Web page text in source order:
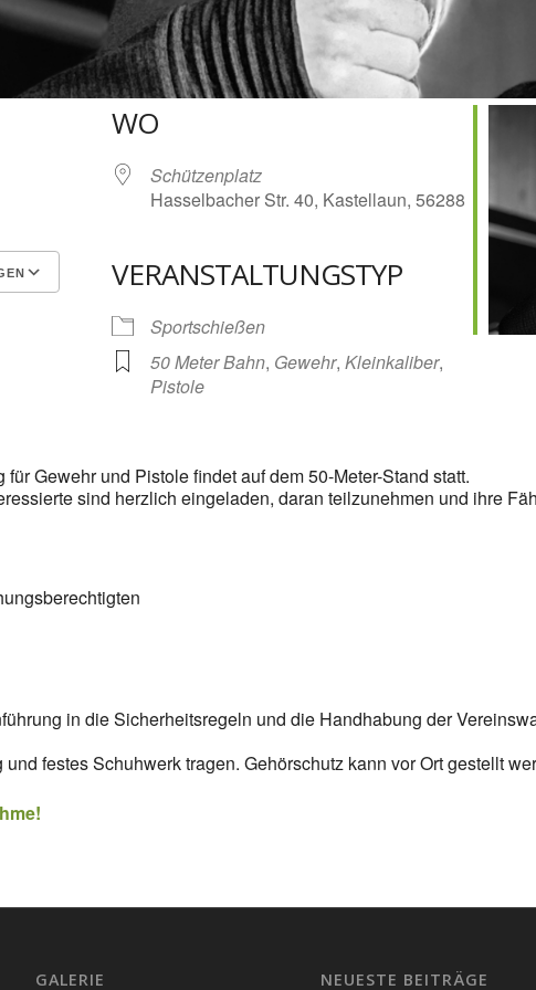
Google Kalender
WO
Schützenplatz
Hasselbacher Str. 40, Kastellaun, 56288
VERANSTALTUNGSTYP
Sportschießen
50 Meter Bahn, Gewehr, Kleinkaliber,
Pistole
Gewehr und Pistole findet auf dem 50-Meter-Stand statt.
sind herzlich eingeladen, daran teilzunehmen und ihre
in die Sicherheitsregeln und die Handhabung der
festes Schuhwerk tragen. Gehörschutz kann vor Ort gestellt
GALERIE NEUESTE BEITRÄGE